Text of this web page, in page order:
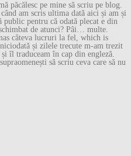
păcălesc pe mine să scriu pe blog.
am scris ultima dată aici și am și
public pentru că odată plecat e din
de atunci? Pâi… multe.
câteva lucruri la fel, which is
și zilele trecute m-am trezit
îl traduceam în cap din engleză.
să scriu ceva care să nu